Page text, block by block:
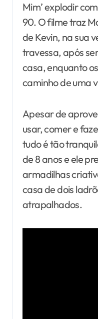
Mim’ explodir
90. O filme traz
de Kevin, na sua
travessa, após
casa, enquanto
caminho de uma
Apesar de
usar, comer e
tudo é tão
de 8 anos e ele
armadilhas
casa de dois
atrapalhados.